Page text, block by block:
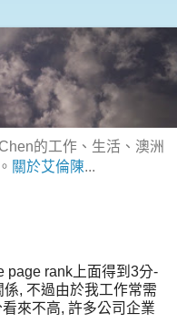
的工作、生活、澳洲
關於艾倫陳...
page rank上面得到3分-
, 不過由於我工作常需
來不高, 許多公司企業